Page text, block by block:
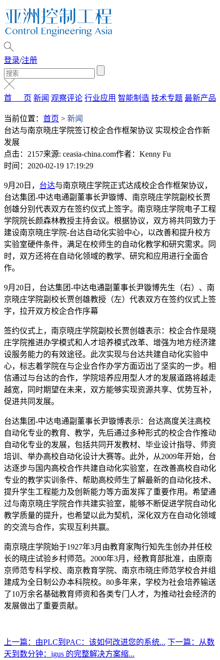
登录/注册
首 页 新闻 观察评论 行业应用 智能制造 技术专题 最新产品
当前位置： 首页 > 新闻
台达与南京晓庄学院签订校企合作框架协议 实现校企合作新
发展
点击：2157来源: ceasia-china.com作者：Kenny Fu
时间：2020-02-19 17:19:29
9月20日， 台达与南京晓庄学院正式达成校企合作框架协议，
台达集团-中达电通副董事长尹镟博、南京晓庄学院副校长贾
创雄分别代表双方在签约仪式上签字。南京晓庄学院电子工程
学院院长颜森林教授主持会议。根据协议，双方将共同致力于
建设南京晓庄学院-台达自动化实验中心，以改善和提升校方
实验室硬件条件，满足在校师生的自动化教学和研究需求。同
时，双方还将在自动化领域的教学、研究和应用进行全面合
作。
9月20日，台达集团-中达电通副董事长尹镟博先生（右）、南
京晓庄学院副校长贾创雄教授（左）代表双方在签约仪式上签
字，拉开双方校企合作序幕
签约仪式上，南京晓庄学院副校长贾创雄表示：校企合作是晓
庄学院推进办学模式和人才培养模式改革、增强为地方经济建
设服务能力的有效途径。此次实现与台达共建自动化实验中
心，标志着学院在与企业合作办学方面迈出了坚实的一步。相
信通过与台达的合作，学院培养应用型人才的发展道路将越走
越宽，同时期望在未来，双方能够实现资源共享、优势互补，
促进共同发展。
台达集团-中达电通副董事长尹镟博表示：台达高度关注高校
自动化专业的教育、教学，先后通过多种形式的校企合作推动
自动化专业的发展，包括共同开发教材、毕业设计指导、师资
培训、举办高校自动化设计大赛等。此外，从2009年开始，台
达逐步与国内高校合作共建自动化实验室，在改善高校自动化
专业的教学实训条件、帮助高校师生了解最新的自动化技术、
提升学生工程能力及创新能力等方面发挥了重要作用。希望通
过与南京晓庄学院合作共建实验室，能够不断促进学院自动化
教学质量的提升，也希望以此为契机，深化双方在自动化领域
的交流与合作，实现互利共赢。
南京晓庄学院始于1927年3月由教育家陶行知先生创办并任校
长的晓庄试验乡村师范。2000年3月，经教育部批准，由原南
京师范专科学校、南京教育学院、南京市晓庄师范学校合并组
建成为全日制公办本科院校。80多年来，学校为社会培养输送
了10万余名基础教育师资和各类专门人才，为推动社会经济的
发展做出了重要贡献。
上一篇：由PLC到PAC：该如何改进您的系统... 下一篇：从数
天到数分钟：igus 的完整解决方案缩...